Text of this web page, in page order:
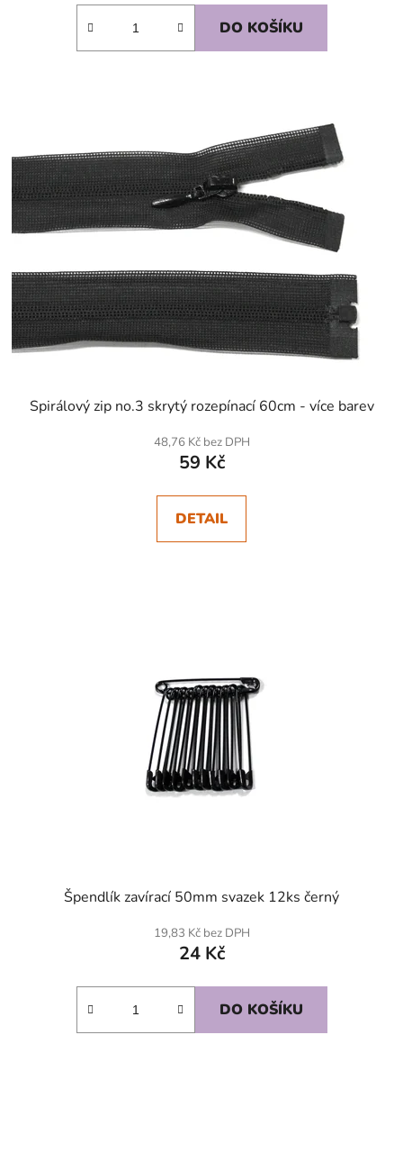
DO KOŠÍKU
Spirálový zip no.3 skrytý rozepínací 60cm - více barev
48,76 Kč bez DPH
59 Kč
DETAIL
Špendlík zavírací 50mm svazek 12ks černý
19,83 Kč bez DPH
24 Kč
DO KOŠÍKU